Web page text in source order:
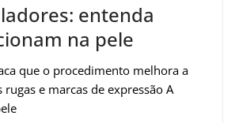
entenda
na pele
que o procedimento melhora a
rugas e marcas de expressão A